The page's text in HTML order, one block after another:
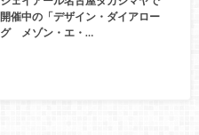
開催中の「デザイン・ダイアロー
グ メゾン・エ・…